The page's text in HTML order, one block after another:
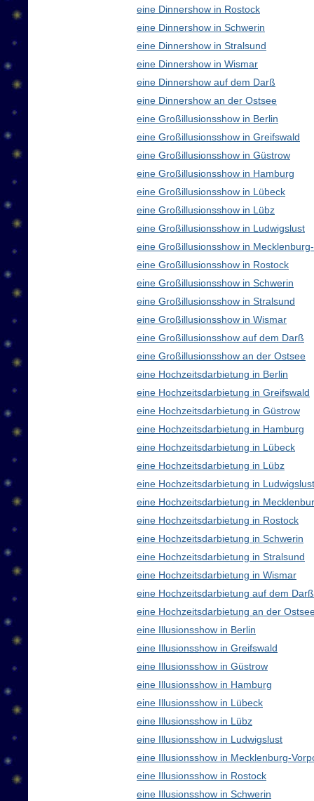
eine Dinnershow in Rostock
eine Dinnershow in Schwerin
eine Dinnershow in Stralsund
eine Dinnershow in Wismar
eine Dinnershow auf dem Darß
eine Dinnershow an der Ostsee
eine Großillusionsshow in Berlin
eine Großillusionsshow in Greifswald
eine Großillusionsshow in Güstrow
eine Großillusionsshow in Hamburg
eine Großillusionsshow in Lübeck
eine Großillusionsshow in Lübz
eine Großillusionsshow in Ludwigslust
eine Großillusionsshow in
eine Großillusionsshow in Rostock
eine Großillusionsshow in Schwerin
eine Großillusionsshow in Stralsund
eine Großillusionsshow in Wismar
eine Großillusionsshow auf dem Darß
eine Großillusionsshow an der Ostsee
eine Hochzeitsdarbietung in Berlin
eine Hochzeitsdarbietung in Greifswald
eine Hochzeitsdarbietung in Güstrow
eine Hochzeitsdarbietung in Hamburg
eine Hochzeitsdarbietung in Lübeck
eine Hochzeitsdarbietung in Lübz
eine Hochzeitsdarbietung in Ludwigslust
eine Hochzeitsdarbietung in
eine Hochzeitsdarbietung in Rostock
eine Hochzeitsdarbietung in Schwerin
eine Hochzeitsdarbietung in Stralsund
eine Hochzeitsdarbietung in Wismar
eine Hochzeitsdarbietung auf dem Darß
eine Hochzeitsdarbietung an der
eine Illusionsshow in Berlin
eine Illusionsshow in Greifswald
eine Illusionsshow in Güstrow
eine Illusionsshow in Hamburg
eine Illusionsshow in Lübeck
eine Illusionsshow in Lübz
eine Illusionsshow in Ludwigslust
eine Illusionsshow in Mecklenburg-
eine Illusionsshow in Rostock
eine Illusionsshow in Schwerin